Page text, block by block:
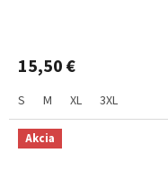
15,50 €
S M XL 3XL
Akcia